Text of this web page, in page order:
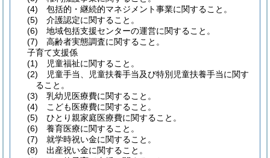
(4) 包括的・継続的マネジメント事業に関すること。
(5) 介護認定に関すること。
(6) 地域包括支援センターの運営に関すること。
(7) 高齢者実態調査に関すること。
子育て支援係
(1) 児童福祉に関すること。
(2) 児童手当、児童扶養手当及び特別児童扶養手当に関す
ること。
(3) 乳幼児医療費に関すること。
(4) こども医療費に関すること。
(5) ひとり親家庭医療費に関すること。
(6) 養育医療に関すること。
(7) 就学時祝い金に関すること。
(8) 出産祝い金に関すること。